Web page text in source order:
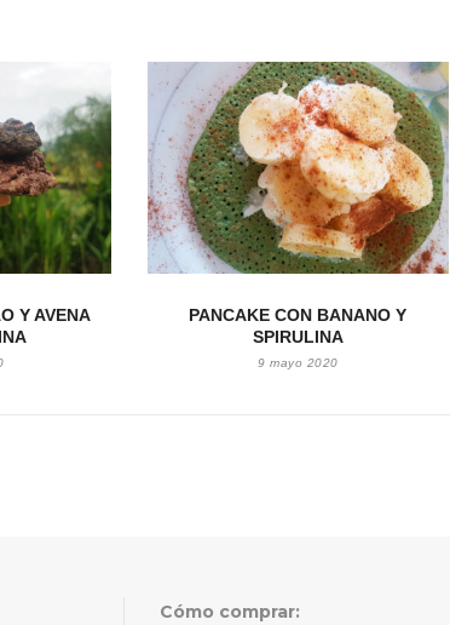
Y AVENA
PANCAKE CON BANANO Y
SPIRULINA
9 mayo 2020
Cómo comprar: